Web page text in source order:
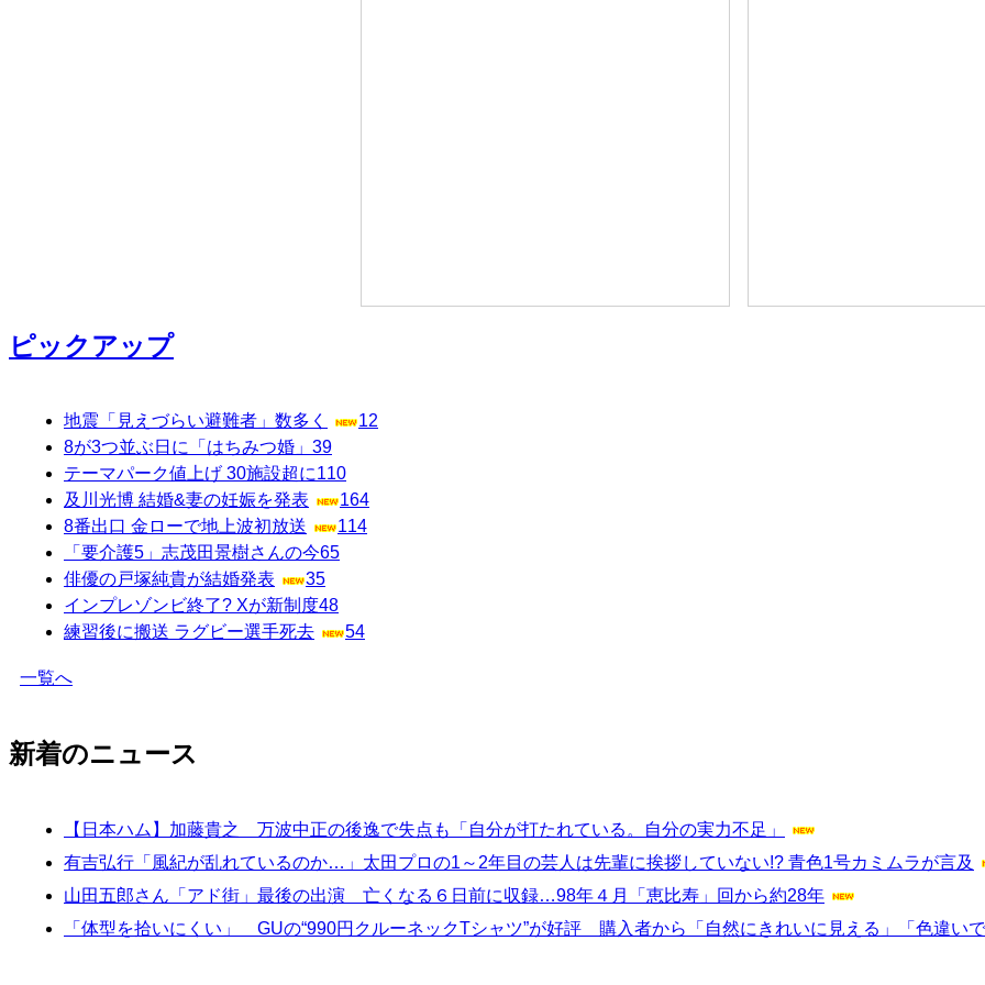
ピックアップ
地震「見えづらい避難者」数多く
12
8が3つ並ぶ日に「はちみつ婚」 39
テーマパーク値上げ 30施設超に110
及川光博 結婚&妻の妊娠を発表
164
8番出口 金ローで地上波初放送
114
「要介護5」志茂田景樹さんの今65
俳優の戸塚純貴が結婚発表
35
インプレゾンビ終了? Xが新制度48
練習後に搬送 ラグビー選手死去
54
一覧へ
新着のニュース
【日本ハム】加藤貴之 万波中正の後逸で失点も「自分が打たれている。自分の実力不足」
有吉弘行「風紀が乱れているのか…」太田プロの1～2年目の芸人は先輩に挨拶していない!? 青色1号カミムラが言及
山田五郎さん「アド街」最後の出演 亡くなる６日前に収録…98年４月「恵比寿」回から約28年
「体型を拾いにくい」 GUの“990円クルーネックTシャツ”が好評 購入者から「自然にきれいに見える」「色違い